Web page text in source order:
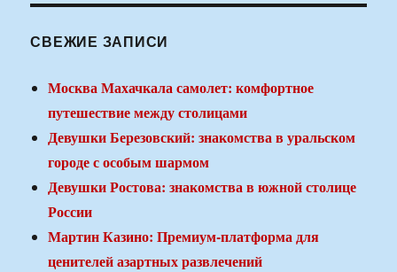
СВЕЖИЕ ЗАПИСИ
Москва Махачкала самолет: комфортное
путешествие между столицами
Девушки Березовский: знакомства в уральском
городе с особым шармом
Девушки Ростова: знакомства в южной столице
России
Мартин Казино: Премиум-платформа для
ценителей азартных развлечений